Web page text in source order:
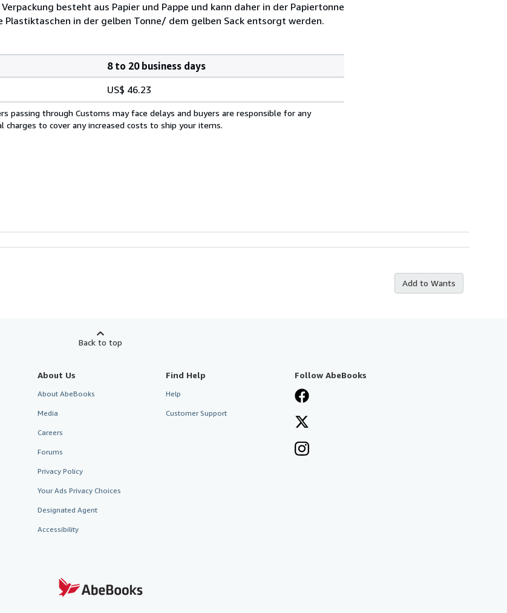
besteht aus Papier und Pappe und kann daher in der Papiertonne
in der gelben Tonne/ dem gelben Sack entsorgt werden.
8 to 20 business days
US$ 46.23
passing through Customs may face delays and buyers are responsible for any
to cover any increased costs to ship your items.
Add to Wants
Back to top
About Us
About AbeBooks
Media
Careers
Forums
Privacy Policy
Your Ads Privacy Choices
Designated Agent
Accessibility
Find Help
Help
Customer Support
Follow AbeBooks